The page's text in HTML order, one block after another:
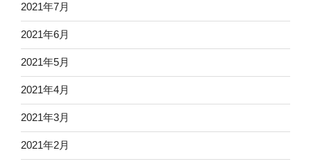
2021年7月
2021年6月
2021年5月
2021年4月
2021年3月
2021年2月